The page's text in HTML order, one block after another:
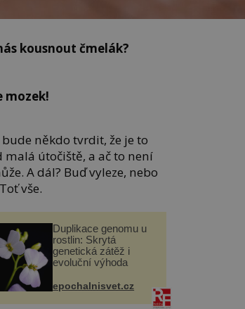
kousnout čmelák?
mozek!
někdo tvrdit, že je to
malá útočiště, a ač to není
A dál? Buď vyleze, nebo
vše.
Duplikace genomu u
rostlin: Skrytá
genetická zátěž i
evoluční výhoda
epochalnisvet.cz